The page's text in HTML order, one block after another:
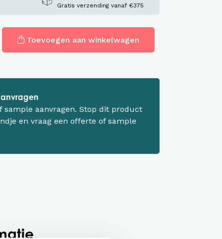
Gratis verzending vanaf €375
Toevoegen aan winkelwagen
sample aanvragen. Stop dit product
en vraag een offerte of sample